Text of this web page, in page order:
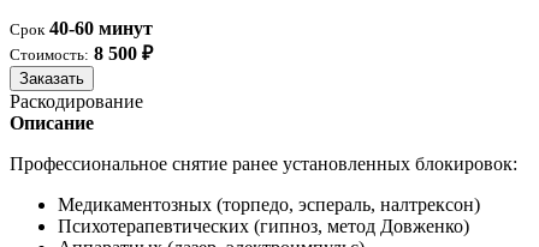
Срок 40-60 минут
Стоимость: 8 500 ₽
Заказать
Раскодирование
Описание
Профессиональное снятие ранее установленных блокировок:
Медикаментозных (торпедо, эспераль, налтрексон)
Психотерапевтических (гипноз, метод Довженко)